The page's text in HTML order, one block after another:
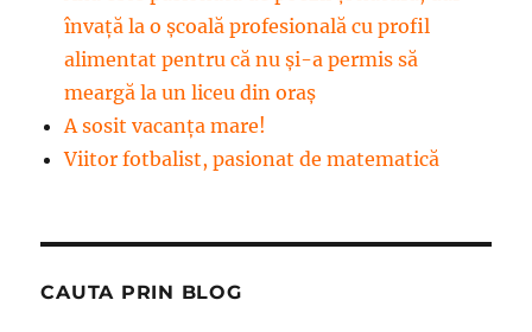
învață la o școală profesională cu profil
alimentat pentru că nu și-a permis să
meargă la un liceu din oraș
A sosit vacanța mare!
Viitor fotbalist, pasionat de matematică
CAUTA PRIN BLOG